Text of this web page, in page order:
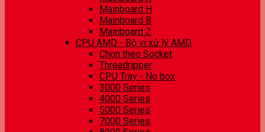
Mainboard H
Mainboard B
Mainboard Z
CPU AMD - Bộ vi xử lý AMD
Chọn theo Socket
Threadripper
CPU Tray - No box
3000 Series
4000 Series
5000 Series
7000 Series